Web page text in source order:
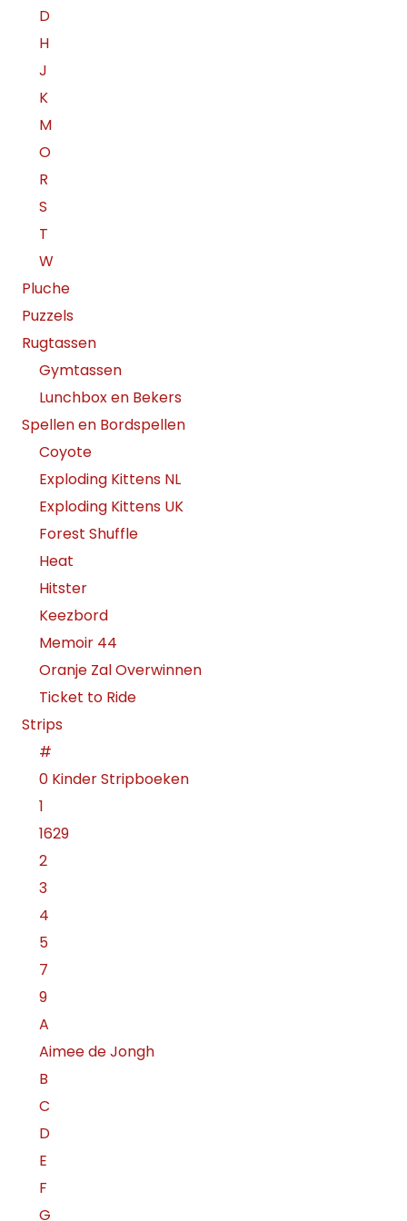
D
H
J
K
M
O
R
S
T
W
Pluche
Puzzels
Rugtassen
Gymtassen
Lunchbox en Bekers
Spellen en Bordspellen
Coyote
Exploding Kittens NL
Exploding Kittens UK
Forest Shuffle
Heat
Hitster
Keezbord
Memoir 44
Oranje Zal Overwinnen
Ticket to Ride
Strips
#
0 Kinder Stripboeken
1
1629
2
3
4
5
7
9
A
Aimee de Jongh
B
C
D
E
F
G